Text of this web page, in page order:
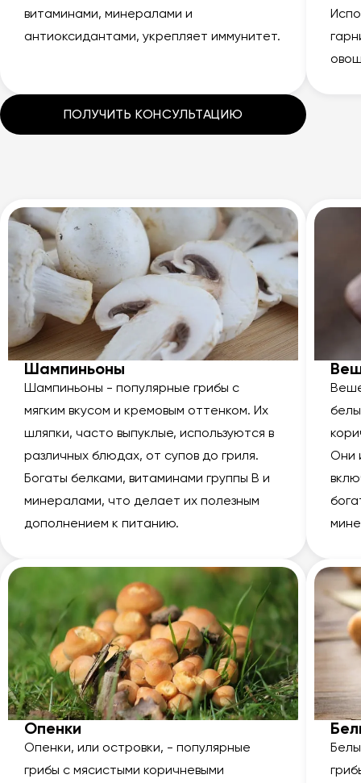
витаминами, минералами и
антиоксидантами, укрепляет иммунитет.
ПОЛУЧИТЬ КОНСУЛЬТАЦИЮ
Шампиньоны
Шампиньоны - популярные грибы с
мягким вкусом и кремовым оттенком. Их
шляпки, часто выпуклые, используются в
различных блюдах, от супов до гриля.
Богаты белками, витаминами группы В и
минералами, что делает их полезным
дополнением к питанию.
Они
Опенки
Опенки, или островки, - популярные
грибы с мясистыми коричневыми